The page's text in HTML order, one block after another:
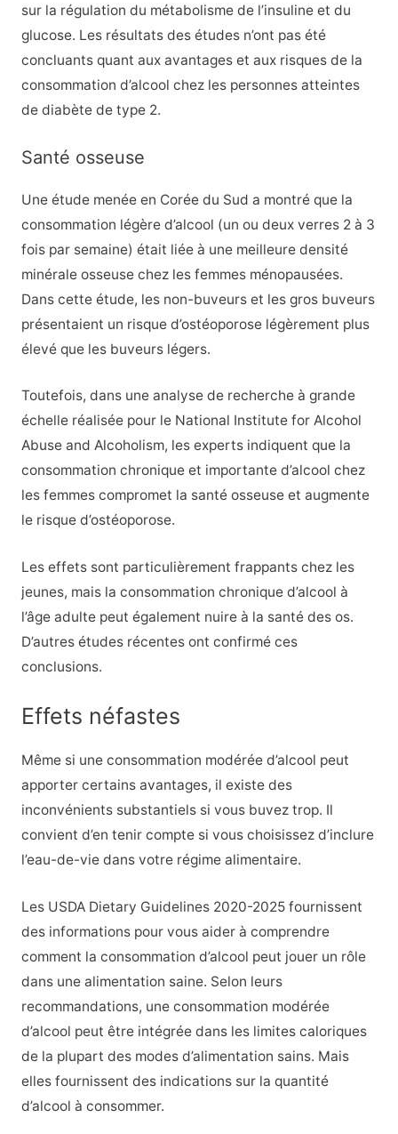
sur la régulation du métabolisme de l’insuline et du
glucose. Les résultats des études n’ont pas été
concluants quant aux avantages et aux risques de la
consommation d’alcool chez les personnes atteintes
de diabète de type 2.
Santé osseuse
Une étude menée en Corée du Sud a montré que la
consommation légère d’alcool (un ou deux verres 2 à 3
fois par semaine) était liée à une meilleure densité
minérale osseuse chez les femmes ménopausées.
Dans cette étude, les non-buveurs et les gros buveurs
présentaient un risque d’ostéoporose légèrement plus
élevé que les buveurs légers.
Toutefois, dans une analyse de recherche à grande
échelle réalisée pour le National Institute for Alcohol
Abuse and Alcoholism, les experts indiquent que la
consommation chronique et importante d’alcool chez
les femmes compromet la santé osseuse et augmente
le risque d’ostéoporose.
Les effets sont particulièrement frappants chez les
jeunes, mais la consommation chronique d’alcool à
l’âge adulte peut également nuire à la santé des os.
D’autres études récentes ont confirmé ces
conclusions.
Effets néfastes
Même si une consommation modérée d’alcool peut
apporter certains avantages, il existe des
inconvénients substantiels si vous buvez trop. Il
convient d’en tenir compte si vous choisissez d’inclure
l’eau-de-vie dans votre régime alimentaire.
Les USDA Dietary Guidelines 2020-2025 fournissent
des informations pour vous aider à comprendre
comment la consommation d’alcool peut jouer un rôle
dans une alimentation saine. Selon leurs
recommandations, une consommation modérée
d’alcool peut être intégrée dans les limites caloriques
de la plupart des modes d’alimentation sains. Mais
elles fournissent des indications sur la quantité
d’alcool à consommer.